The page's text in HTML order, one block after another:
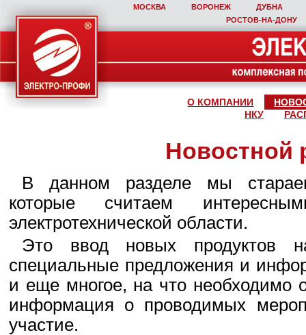
МОСКВА ВОРОНЕЖ
ДУБНА
РОСТОВ‑НА‑ДОНУ
О КОМПАНИИ
НКУ
Новостной
В данном разделе мы
которые считаем
электротехнической области.
Это ввод новых продуктов
специальные предложения и
и еще многое, на что необходимо
информация о проводимых
участие.